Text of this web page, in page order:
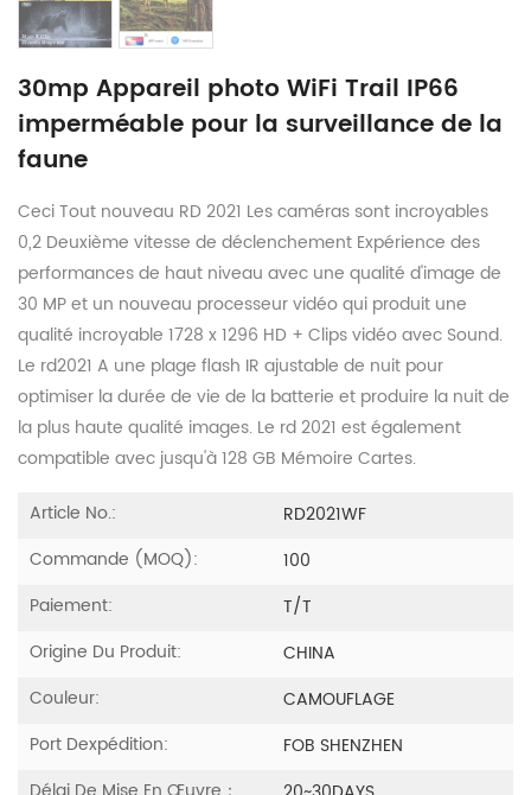
30mp Appareil photo WiFi Trail IP66
imperméable pour la surveillance de la
faune
Ceci Tout nouveau RD 2021 Les caméras sont incroyables
0,2 Deuxième vitesse de déclenchement Expérience des
performances de haut niveau avec une qualité d'image de
30 MP et un nouveau processeur vidéo qui produit une
qualité incroyable 1728 x 1296 HD + Clips vidéo avec Sound.
Le rd2021 A une plage flash IR ajustable de nuit pour
optimiser la durée de vie de la batterie et produire la nuit de
la plus haute qualité images. Le rd 2021 est également
compatible avec jusqu'à 128 GB Mémoire Cartes.
Article No.:
RD2021WF
Commande (MOQ):
100
Paiement:
T/T
Origine Du Produit:
CHINA
Couleur:
CAMOUFLAGE
Port Dexpédition:
FOB SHENZHEN